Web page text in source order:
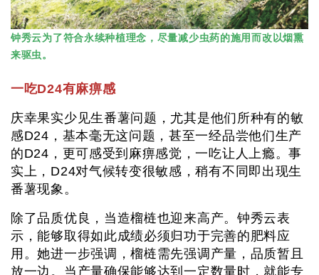
钟秀云为了符合永续种植理念，尽量减少虫药的施用而改以烟熏
来驱虫。
一吃D24有麻痹感
庆幸果实少见生番薯问题，尤其是他们所种有的敏
感D24，基本毫无这问题，甚至一经品尝他们生产
的D24，更可感受到麻痹感觉，一吃让人上瘾。事
实上，D24对气候转变很敏感，稍有不同即出现生
番薯现象。
除了品质优良，当造榴梿也迎来高产。钟秀云表
示，能够取得如此成绩必须归功于完善的肥料应
用。她进一步强调，榴梿需先强调产量，品质暂且
放一边。当产量确保能够达到一定数量时，就能专